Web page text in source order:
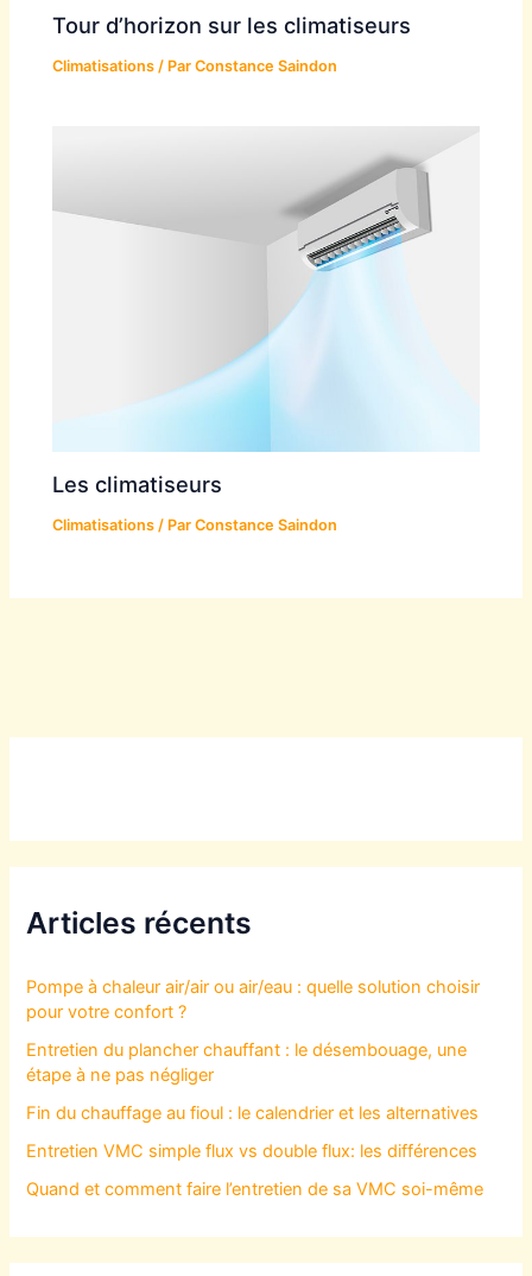
Tour d’horizon sur les climatiseurs
Climatisations / ParConstance Saindon
Les climatiseurs
Climatisations / ParConstance Saindon
Articles récents
Pompe à chaleur air/air ou air/eau : quelle solution choisir
pour votre confort ?
Entretien du plancher chauffant : le désembouage, une
étape à ne pas négliger
Fin du chauffage au fioul : le calendrier et les alternatives
Entretien VMC simple flux vs double flux: les différences
Quand et comment faire l’entretien de sa VMC soi-même